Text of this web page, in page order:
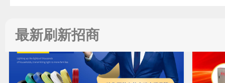
最新刷新招商
先生
先生 福建省漳州市